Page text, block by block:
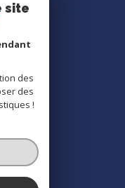
site
des
des
!